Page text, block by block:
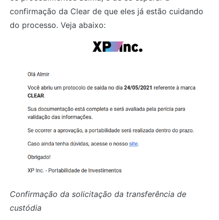
confirmação da Clear de que eles já estão cuidando
do processo. Veja abaixo:
Confirmação da solicitação da transferência de
custódia